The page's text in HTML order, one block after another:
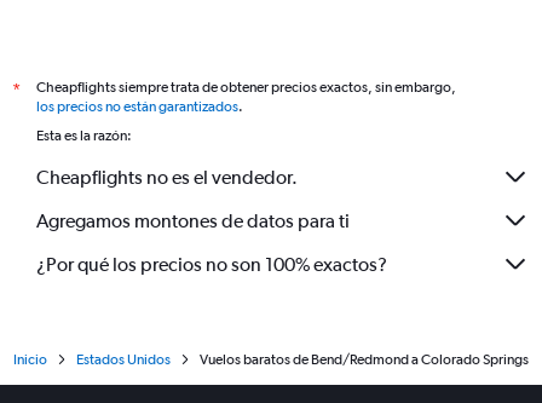
*
Cheapflights siempre trata de obtener precios exactos, sin embargo,
los precios no están garantizados.
Esta es la razón:
Cheapflights no es el vendedor.
Agregamos montones de datos para ti
¿Por qué los precios no son 100% exactos?
Inicio Estados Unidos Vuelos baratos de Bend/Redmond a Colorado Springs